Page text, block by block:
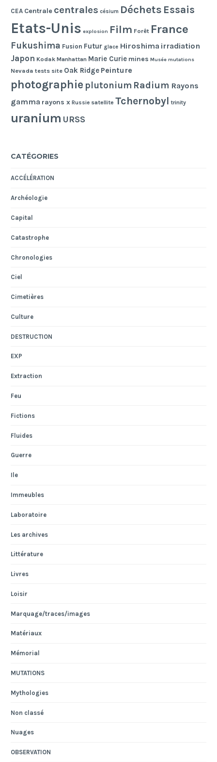
CEA Centrale centrales césium Déchets Essais
Etats-Unis explosion Film Forêt France
Fukushima Fusion Futur glace Hiroshima irradiation
Japon Kodak Manhattan Marie Curie mines Musée mutations
Nevada tests site Oak Ridge Peinture
photographie plutonium Radium Rayons
gamma rayons x Russie satellite Tchernobyl trinity
uranium URSS
CATÉGORIES
ACCÉLÉRATION
Archéologie
Capital
Catastrophe
Chronologies
Ciel
Cimetières
Culture
DESTRUCTION
EXP
Extraction
Feu
Fictions
Fluides
Guerre
Ile
Immeubles
Laboratoire
Les archives
Littérature
Livres
Loisir
Marquage/traces/images
Matériaux
Mémorial
MUTATIONS
Mythologies
Non classé
Nuages
OBSERVATION